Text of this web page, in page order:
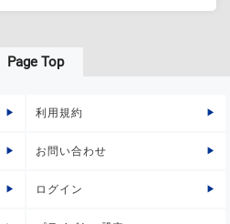
Page Top
利用規約
お問い合わせ
ログイン